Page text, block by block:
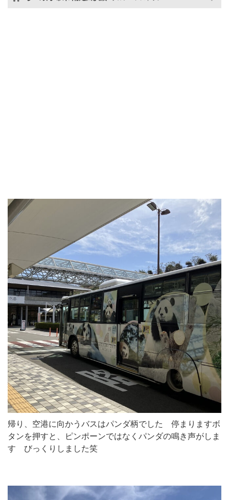
帰り、空港に向かうバスはパンダ柄でした 停まりますボ
タンを押すと、ピンポーンではなくパンダの鳴き声がしま
す びっくりしました笑